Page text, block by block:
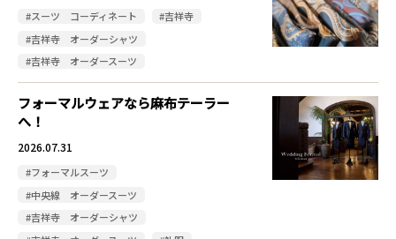
#スーツ コーディネート
#吉祥寺
#吉祥寺 オーダーシャツ
#吉祥寺 オーダースーツ
フォーマルウェアなら麻布テーラー
へ！
2026.07.31
#フォーマルスーツ
#中央線 オーダースーツ
#吉祥寺 オーダーシャツ